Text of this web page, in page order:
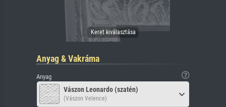
Anyag & Vakráma
Anyag
Vászon Leonardo (szatén)
(Vászon Velence)